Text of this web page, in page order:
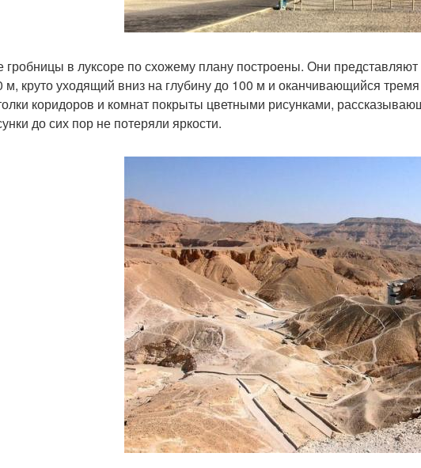
гробницы в луксоре по схожему плану построены. Они
м, круто уходящий вниз на глубину до 100 м и оканчивающийся
коридоров и комнат покрыты цветными рисунками,
до сих пор не потеряли яркости.